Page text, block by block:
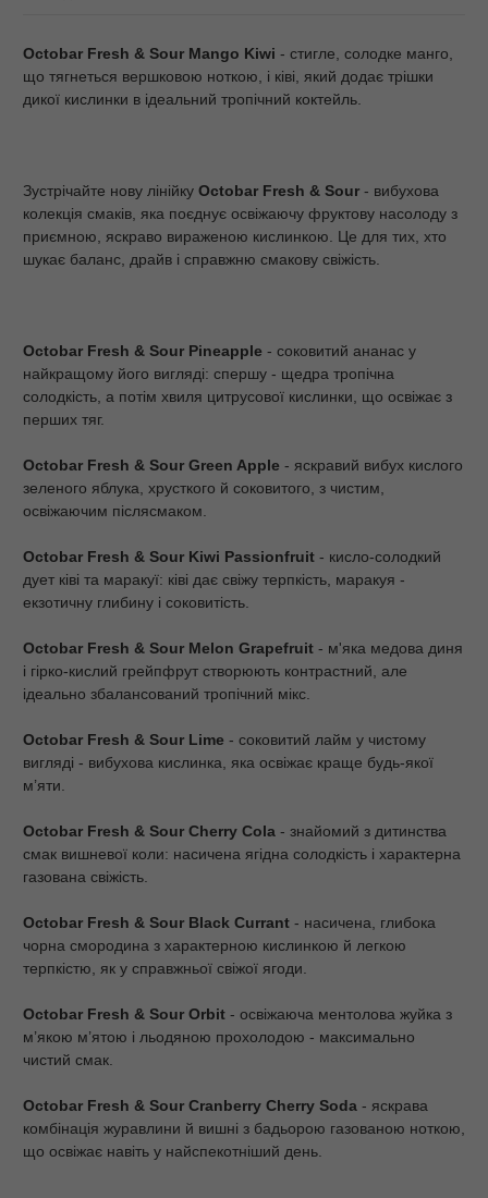
Octobar Fresh & Sour Mango Kiwi - стигле, солодке манго,
що тягнеться вершковою ноткою, і ківі, який додає трішки
дикої кислинки в ідеальний тропічний коктейль.
Зустрічайте нову лінійку Octobar Fresh & Sour - вибухова
колекція смаків, яка поєднує освіжаючу фруктову насолоду з
приємною, яскраво вираженою кислинкою. Це для тих, хто
шукає баланс, драйв і справжню смакову свіжість.
Octobar Fresh & Sour Pineapple - соковитий ананас у
найкращому його вигляді: спершу - щедра тропічна
солодкість, а потім хвиля цитрусової кислинки, що освіжає з
перших тяг.
Octobar Fresh & Sour Green Apple - яскравий вибух кислого
зеленого яблука, хрусткого й соковитого, з чистим,
освіжаючим післясмаком.
Octobar Fresh & Sour Kiwi Passionfruit - кисло-солодкий
дует ківі та маракуї: ківі дає свіжу терпкість, маракуя -
екзотичну глибину і соковитість.
Octobar Fresh & Sour Melon Grapefruit - м'яка медова диня
і гірко-кислий грейпфрут створюють контрастний, але
ідеально збалансований тропічний мікс.
Octobar Fresh & Sour Lime - соковитий лайм у чистому
вигляді - вибухова кислинка, яка освіжає краще будь-якої
м’яти.
Octobar Fresh & Sour Cherry Cola - знайомий з дитинства
смак вишневої коли: насичена ягідна солодкість і характерна
газована свіжість.
Octobar Fresh & Sour Black Currant - насичена, глибока
чорна смородина з характерною кислинкою й легкою
терпкістю, як у справжньої свіжої ягоди.
Octobar Fresh & Sour Orbit - освіжаюча ментолова жуйка з
м’якою м’ятою і льодяною прохолодою - максимально
чистий смак.
Octobar Fresh & Sour Cranberry Cherry Soda - яскрава
комбінація журавлини й вишні з бадьорою газованою ноткою,
що освіжає навіть у найспекотніший день.